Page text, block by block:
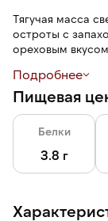
Тягучая масса
остроты с
ореховым
Карри
супа,
картофеля и
Паста
обычно срезают
Подробнее
Пищевая
Белки
3.8 г